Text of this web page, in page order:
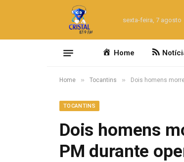
sexta-feira, 7 agosto
Home
Home » Tocantins » Dois homens
TOCANTINS
Dois homens
PM durante